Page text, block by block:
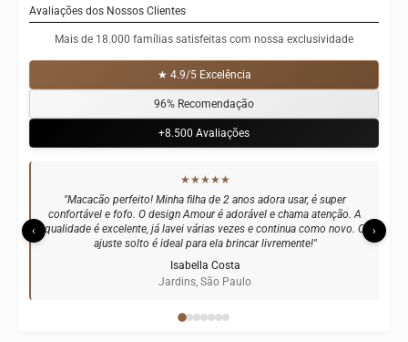
Avaliações dos Nossos Clientes
Mais de 18.000 famílias satisfeitas com nossa exclusividade
★ 4.9/5 Excelência
96% Recomendação
+8.500 Avaliações
‹ ›
★★★★★
"Comprei para meu neto de 18 meses e ficou lindo! A praticidade de
uma peça só facilita muito na hora de vestir. O material é macio e
resistente, perfeito para uso diário. O tema amor é muito fofo.
Recomendo!"
Maria Santos
Copacabana, Rio de Janeiro